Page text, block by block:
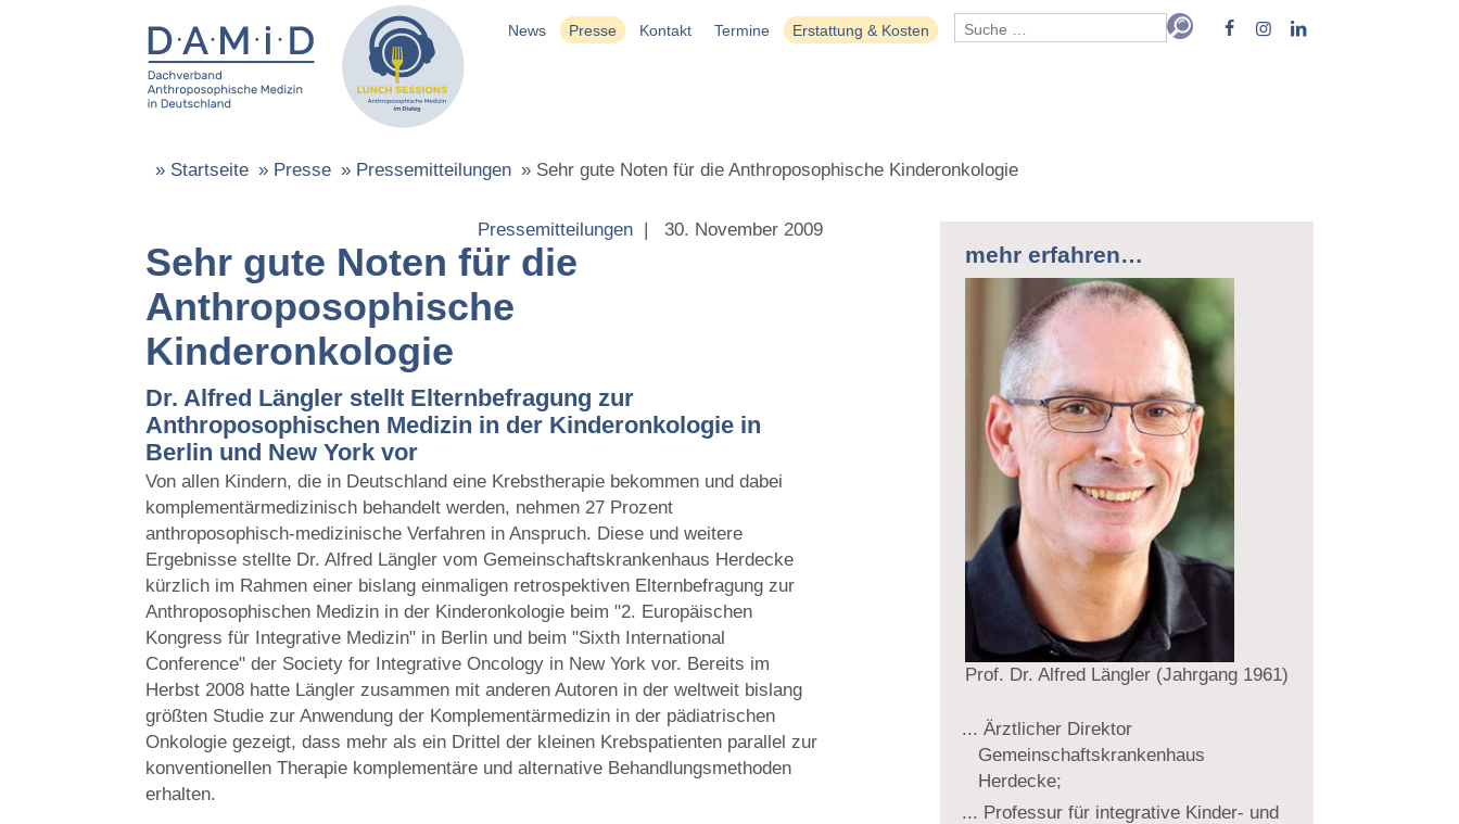
News Presse Kontakt Termine Erstattung & Kosten
» Startseite » Presse » Pressemitteilungen » Sehr gute Noten für die Anthroposophische Kinderonkologie
Pressemitteilungen | 30. November 2009
Sehr gute Noten für die
Anthroposophische
Kinderonkologie
Dr. Alfred Längler stellt Elternbefragung zur
Anthroposophischen Medizin in der Kinderonkologie in
Berlin und New York vor
Von allen Kindern, die in Deutschland eine Krebstherapie bekommen und dabei
komplementärmedizinisch behandelt werden, nehmen 27 Prozent
anthroposophisch-medizinische Verfahren in Anspruch. Diese und weitere
Ergebnisse stellte Dr. Alfred Längler vom Gemeinschaftskrankenhaus Herdecke
kürzlich im Rahmen einer bislang einmaligen retrospektiven Elternbefragung zur
Anthroposophischen Medizin in der Kinderonkologie beim "2. Europäischen
Kongress für Integrative Medizin" in Berlin und beim "Sixth International
Conference" der Society for Integrative Oncology in New York vor. Bereits im
Herbst 2008 hatte Längler zusammen mit anderen Autoren in der weltweit bislang
größten Studie zur Anwendung der Komplementärmedizin in der pädiatrischen
Onkologie gezeigt, dass mehr als ein Drittel der kleinen Krebspatienten parallel zur
konventionellen Therapie komplementäre und alternative Behandlungsmethoden
erhalten.
mehr erfahren…
Prof. Dr. Alfred Längler (Jahrgang 1961)
Ärztlicher Direktor
Gemeinschaftskrankenhaus
Herdecke;
Professur für integrative Kinder- und